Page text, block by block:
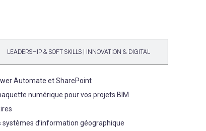
LEADERSHIP & SOFT SKILLS | INNOVATION & DIGITAL
Automate et SharePoint​
numérique pour vos projets BIM​
systèmes d’information géographique​